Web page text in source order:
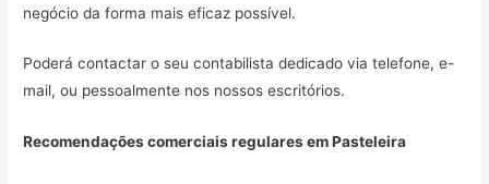
negócio da forma mais eficaz possível.
Poderá contactar o seu contabilista dedicado via telefone, e-
mail, ou pessoalmente nos nossos escritórios.
Recomendações comerciais regulares emPasteleira